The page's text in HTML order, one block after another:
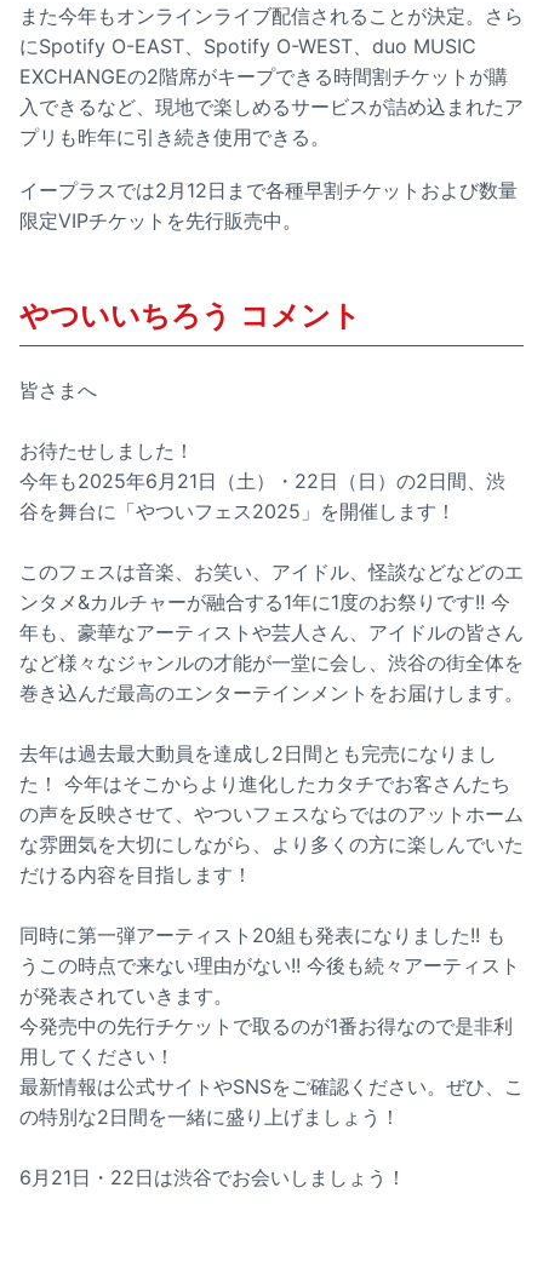
また今年もオンラインライブ配信されることが決定。さら
にSpotify O-EAST、Spotify O-WEST、duo MUSIC
EXCHANGEの2階席がキープできる時間割チケットが購
入できるなど、現地で楽しめるサービスが詰め込まれたア
プリも昨年に引き続き使用できる。
イープラスでは2月12日まで各種早割チケットおよび数量
限定VIPチケットを先行販売中。
やついいちろう コメント
皆さまへ
お待たせしました！
今年も2025年6月21日（土）・22日（日）の2日間、渋
谷を舞台に「やついフェス2025」を開催します！
このフェスは音楽、お笑い、アイドル、怪談などなどのエ
ンタメ&カルチャーが融合する1年に1度のお祭りです!! 今
年も、豪華なアーティストや芸人さん、アイドルの皆さん
など様々なジャンルの才能が一堂に会し、渋谷の街全体を
巻き込んだ最高のエンターテインメントをお届けします。
去年は過去最大動員を達成し2日間とも完売になりまし
た！ 今年はそこからより進化したカタチでお客さんたち
の声を反映させて、やついフェスならではのアットホーム
な雰囲気を大切にしながら、より多くの方に楽しんでいた
だける内容を目指します！
同時に第一弾アーティスト20組も発表になりました!! も
うこの時点で来ない理由がない!! 今後も続々アーティスト
が発表されていきます。
今発売中の先行チケットで取るのが1番お得なので是非利
用してください！
最新情報は公式サイトやSNSをご確認ください。ぜひ、こ
の特別な2日間を一緒に盛り上げましょう！
6月21日・22日は渋谷でお会いしましょう！